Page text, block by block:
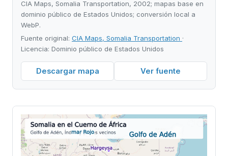
CIA Maps, Somalia Transportation, 2002; mapas base en
dominio público de Estados Unidos; conversión local a
WebP.
Fuente original: CIA Maps, Somalia Transportation ·
Licencia: Dominio público de Estados Unidos
Descargar mapa Ver fuente